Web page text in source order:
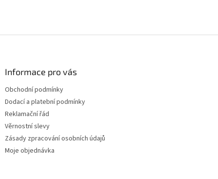
Informace pro vás
Obchodní podmínky
Dodací a platební podmínky
Reklamační řád
Věrnostní slevy
Zásady zpracování osobních údajů
Moje objednávka